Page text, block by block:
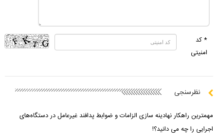
* کد
امنیتی
نظرسنجی
مهمترین راهکار نهادینه سازی الزامات و ضوابط پدافند غیرعامل در دستگاه‌های
اجرایی را چه می دانید؟!